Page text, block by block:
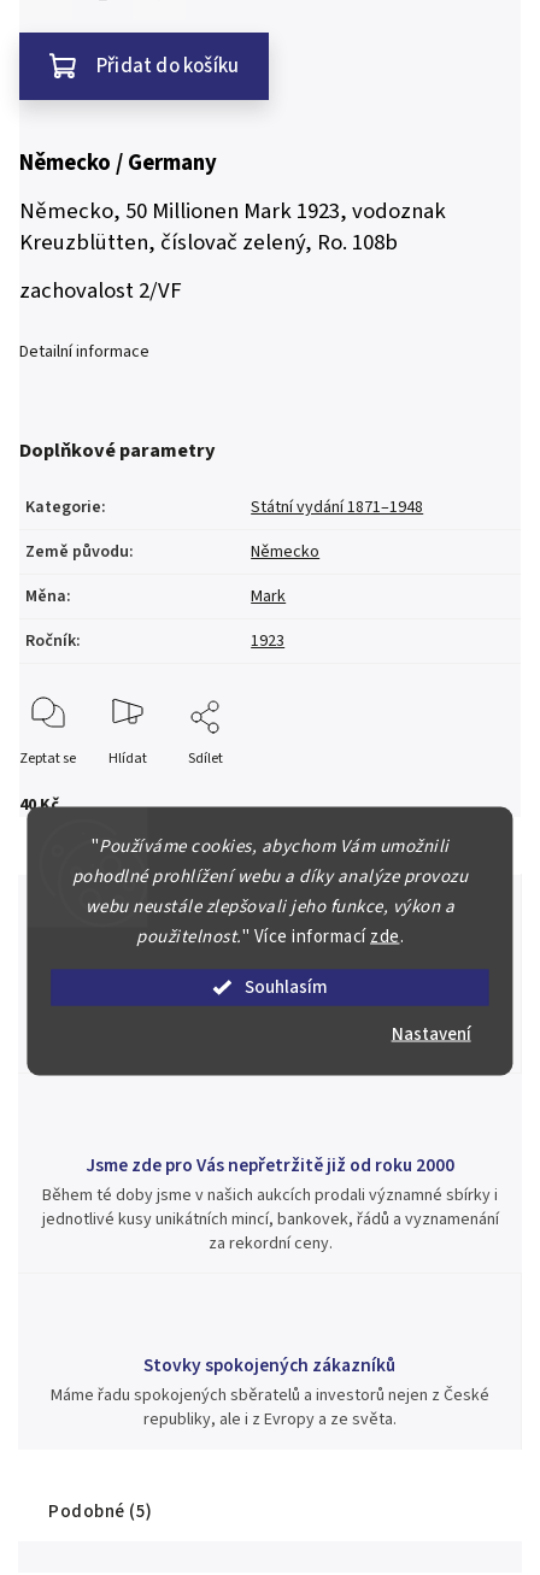
"Používáme cookies, abychom Vám umožnili
pohodlné prohlížení webu a díky analýze provozu
webu neustále zlepšovali jeho funkce, výkon a
použitelnost." Více informacízde.
Souhlasím
Nastavení
40 Kč
Přidat do košíku
Německo / Germany
Německo, 50 Millionen Mark 1923, vodoznak
Kreuzblütten, číslovač zelený, Ro. 108b
zachovalost 2/VF
Detailní informace
Doplňkové parametry
Kategorie:
Státní vydání 1871–1948
Země původu:
Německo
Měna:
Mark
Ročník: 1923
Zeptat se Hlídat Sdílet
Špičkové služby za nejlepší ceny
Náš kolektiv specialistů a znalců se Vám bude plně věnovat.
aukci nebo Vám poradíme kam investovat.
Jsme zde pro Vás nepřetržitě již od roku 2000
Během té doby jsme v našich aukcích prodali významné sbírky i
jednotlivé kusy unikátních mincí, bankovek, řádů a vyznamenání
za rekordní ceny.
Stovky spokojených zákazníků
Máme řadu spokojených sběratelů a investorů nejen z České
republiky, ale i z Evropy a ze světa.
Podobné (5)